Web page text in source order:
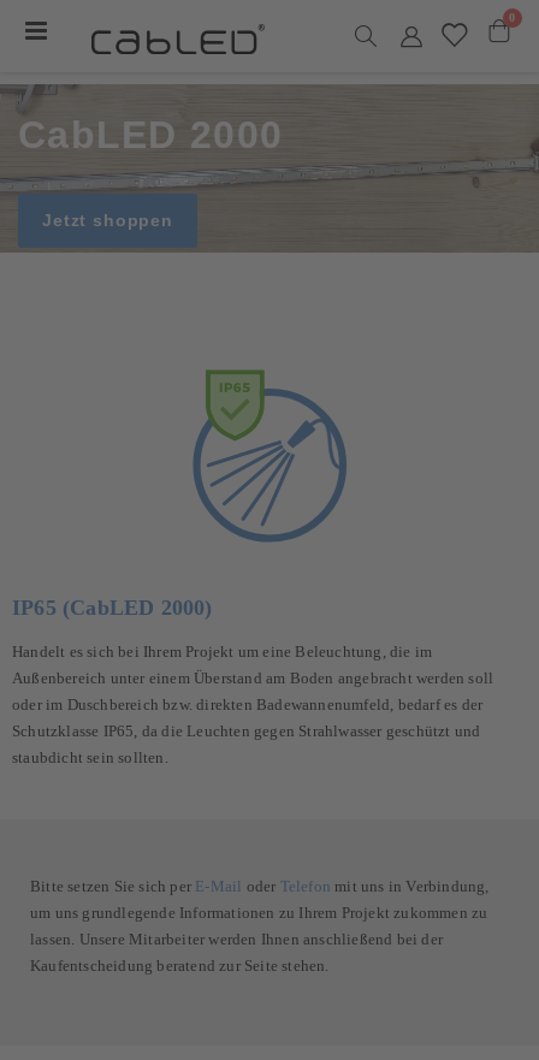
Navigation
umschalten
0
CabLED 2000
Jetzt shoppen
IP65 (CabLED 2000)
Handelt es sich bei Ihrem Projekt um eine Beleuchtung, die im
Außenbereich unter einem Überstand am Boden angebracht werden soll
oder im Duschbereich bzw. direkten Badewannenumfeld, bedarf es der
Schutzklasse IP65, da die Leuchten gegen Strahlwasser geschützt und
staubdicht sein sollten.
Bitte setzen Sie sich per E-Mail oder Telefon mit uns in Verbindung,
um uns grundlegende Informationen zu Ihrem Projekt zukommen zu
lassen. Unsere Mitarbeiter werden Ihnen anschließend bei der
Kaufentscheidung beratend zur Seite stehen.